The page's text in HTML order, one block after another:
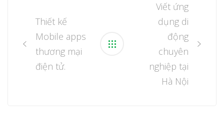
Thiết kế
Mobile apps
thương mại
điện tử.
Viết ứng
dụng di
động
chuyên
nghiệp tại
Hà Nội